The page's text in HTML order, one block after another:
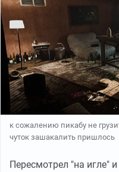
к сожалению пикабу не
чуток зашакалить пришлось
Пересмотрел "на игле"